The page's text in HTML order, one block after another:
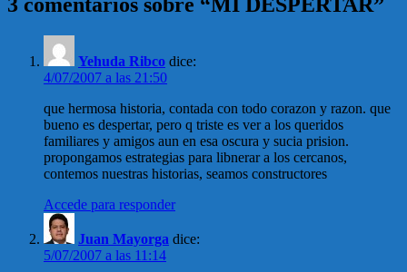
3 comentarios sobre “MI DESPERTAR”
Yehuda Ribco dice:
4/07/2007 a las 21:50
que hermosa historia, contada con todo corazon y razon. que
bueno es despertar, pero q triste es ver a los queridos
familiares y amigos aun en esa oscura y sucia prision.
propongamos estrategias para libnerar a los cercanos,
contemos nuestras historias, seamos constructores
Accede para responder
Juan Mayorga dice:
5/07/2007 a las 11:14